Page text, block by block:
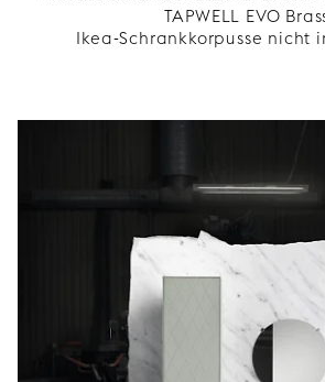
TAPWELL EVO
Ikea-Schrankkorpusse nicht